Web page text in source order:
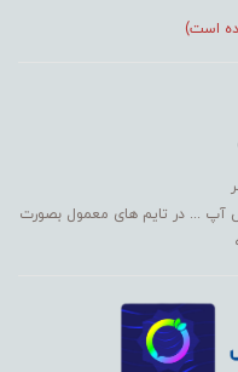
است)
آپ ... در تایم های معمول بصورت